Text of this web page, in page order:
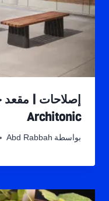
Architonic
بواسطة Abd Rabbah